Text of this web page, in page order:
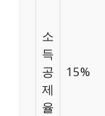
소
득
공
제
율
15%